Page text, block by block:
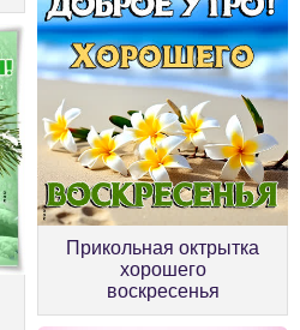
Прикольная октрытка
хорошего
воскресенья